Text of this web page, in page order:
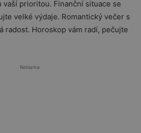
vaší prioritou. Finanční situace se
velké výdaje. Romantický večer s
radost. Horoskop vám radí, pečujte
Reklama